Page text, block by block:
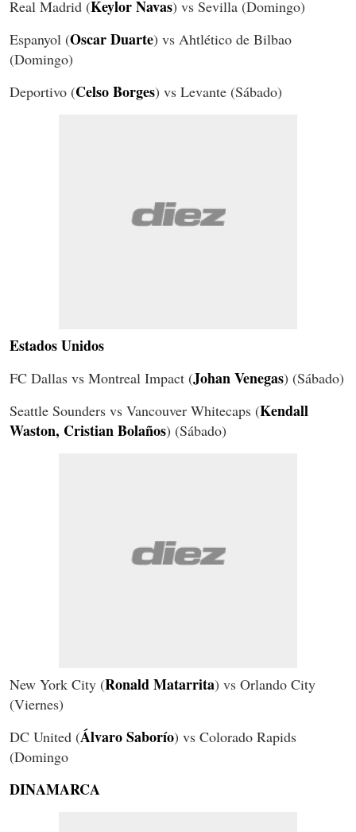
Real Madrid (Keylor Navas) vs Sevilla (Domingo)
Espanyol (Oscar Duarte) vs Ahtlético de Bilbao
(Domingo)
Deportivo (Celso Borges) vs Levante (Sábado)
Estados Unidos
FC Dallas vs Montreal Impact (Johan Venegas) (Sábado)
Seattle Sounders vs Vancouver Whitecaps (Kendall
Waston, Cristian Bolaños) (Sábado)
New York City (Ronald Matarrita) vs Orlando City
(Viernes)
DC United (Álvaro Saborío) vs Colorado Rapids
(Domingo
DINAMARCA